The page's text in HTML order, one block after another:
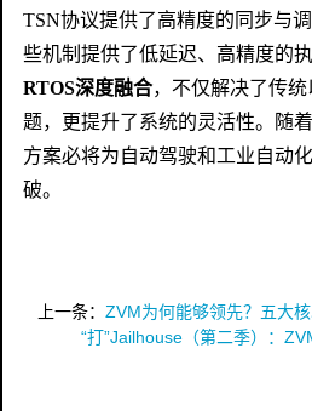
TSN协议提供了高精度的同步与
些机制提供了低延迟、高精度的
RTOS深度融合，不仅解决了传
题，更提升了系统的灵活性。随
方案必将为自动驾驶和工业自动
破。
上一条：ZVM为何能够领先？五大
“打”Jailhouse（第二季）：